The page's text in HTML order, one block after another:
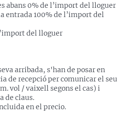
abans 0% de l’import del lloguer
entrada100% de l’import del
del lloguer
arribada, s'han de posar en
de recepció per comunicar el seu
vol / vaixell segons el cas) i
de claus.
en el precio.